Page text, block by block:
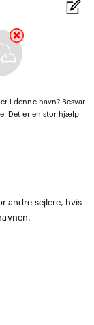
i denne havn? Besvar
Det er en stor hjælp
andre sejlere, hvis